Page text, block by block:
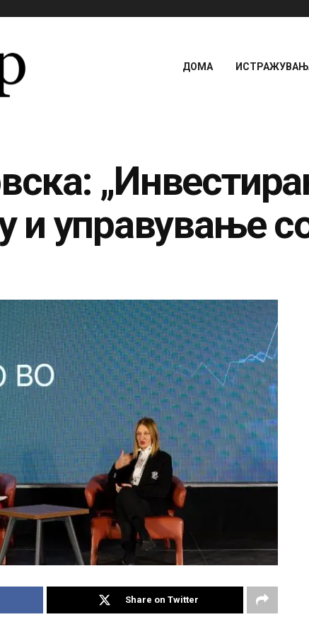
ДОМА
и управување
Share on Twitter